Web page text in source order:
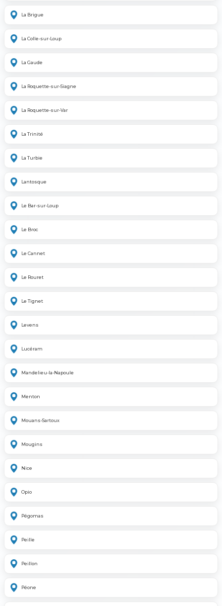
La Brigue
La Colle-sur-Loup
La Gaude
La Roquette-sur-Siagne
La Roquette-sur-Var
La Trinité
La Turbie
Lantosque
Le Bar-sur-Loup
Le Broc
Le Cannet
Le Rouret
Le Tignet
Levens
Lucéram
Mandelieu-la-Napoule
Menton
Mouans-Sartoux
Mougins
Nice
Opio
Pégomas
Peille
Peillon
Péone